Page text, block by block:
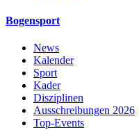
Bogensport
News
Kalender
Sport
Kader
Disziplinen
Ausschreibungen 2026
Top-Events